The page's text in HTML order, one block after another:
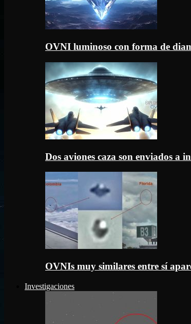
OVNI luminoso con forma de
Dos aviones caza son enviados a
OVNIs muy similares entre sí
Investigaciones